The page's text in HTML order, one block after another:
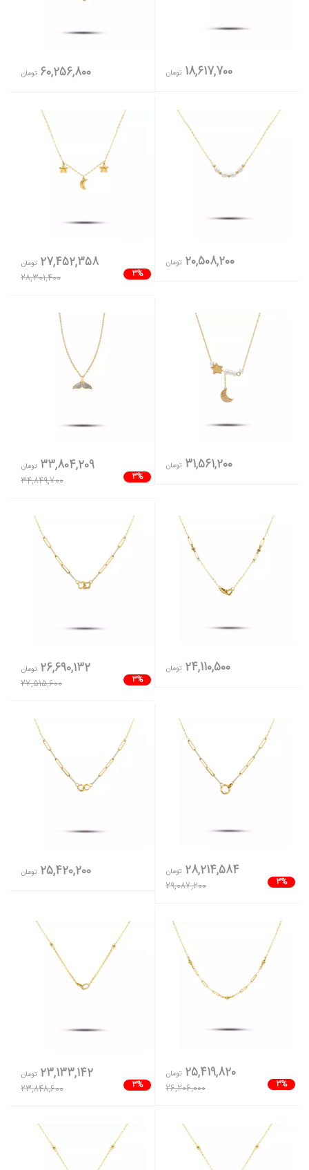
18,617,700 تومان 60,256,800 تومان
20,508,200 تومان
3%
27,452,358 تومان
28,301,400
31,561,200 تومان
3%
33,804,209 تومان
34,849,700
24,110,500 تومان
3%
26,690,132 تومان
27,515,600
3%
28,214,584 تومان
29,087,200
25,420,200 تومان
3%
25,419,820 تومان
26,206,000
3%
23,133,142 تومان
23,848,600